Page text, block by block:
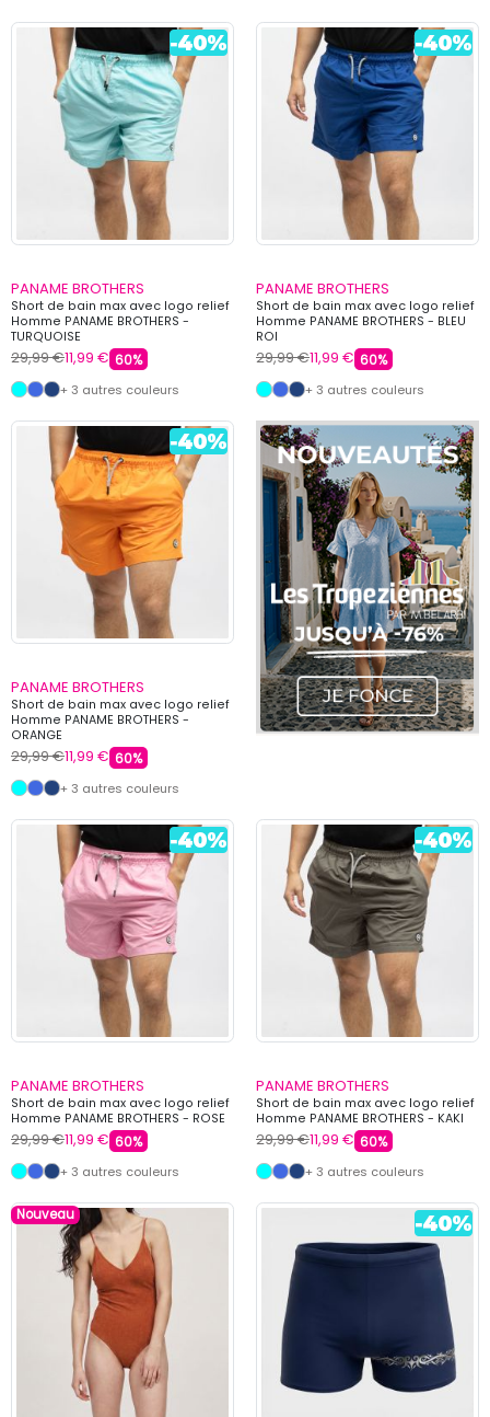
PANAME BROTHERS
Short de bain max avec logo relief
Homme PANAME BROTHERS -
TURQUOISE
29,99 €11,99 € 60%
+ 3 autres couleurs
PANAME BROTHERS
Short de bain max avec logo relief
Homme PANAME BROTHERS - BLEU
ROI
29,99 €11,99 € 60%
+ 3 autres couleurs
PANAME BROTHERS
Short de bain max avec logo relief
Homme PANAME BROTHERS -
ORANGE
29,99 €11,99 € 60%
+ 3 autres couleurs
PANAME BROTHERS
Short de bain max avec logo relief
Homme PANAME BROTHERS - ROSE
29,99 €11,99 € 60%
+ 3 autres couleurs
PANAME BROTHERS
Short de bain max avec logo relief
Homme PANAME BROTHERS - KAKI
29,99 €11,99 € 60%
+ 3 autres couleurs
Nouveau